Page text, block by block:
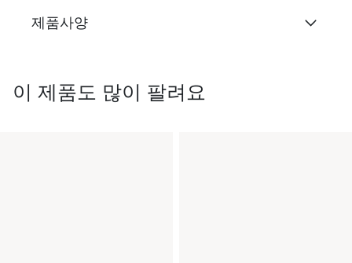
제품사양
이 제품도 많이 팔려요